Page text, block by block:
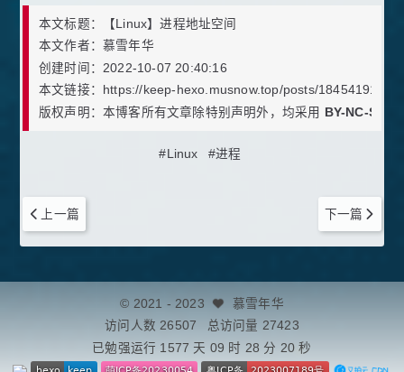
本文标题 ：
【Linux】进程地址空间
本文作者 ： 慕雪年华
创建时间 ： 2022-10-07 20:40:16
本文链接：
https://keep-hexo.musnow.top/posts/1845419185/
版权声明 ： 本博客所有文章除特别声明外，均采用 BY-NC-SA
#Linux #进程
上一篇 下一篇
© 2021 - 2023
慕雪年华
访问人数26507 总访问量 27423
已勉强运行 1577 天 09 时 28 分 22 秒